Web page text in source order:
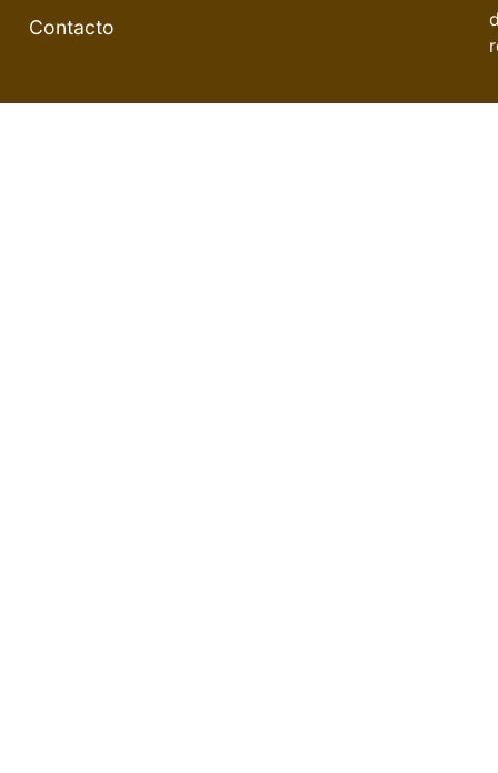
Contacto